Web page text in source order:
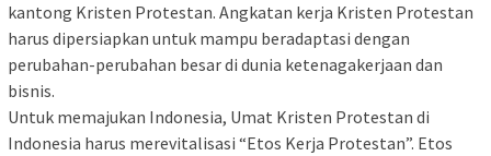
kantong Kristen Protestan. Angkatan kerja Kristen Protestan
harus dipersiapkan untuk mampu beradaptasi dengan
perubahan-perubahan besar di dunia ketenagakerjaan dan
bisnis.
Untuk memajukan Indonesia, Umat Kristen Protestan di
Indonesia harus merevitalisasi “Etos Kerja Protestan”. Etos